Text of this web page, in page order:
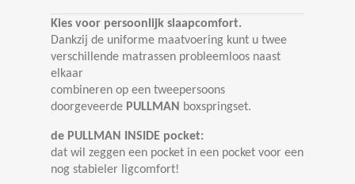
Kies voor persoonlijk slaapcomfort.
Dankzij de uniforme maatvoering kunt u twee
verschillende matrassen probleemloos naast
elkaar
combineren op een tweepersoons
doorgeveerde PULLMAN boxspringset.
de PULLMAN INSIDE pocket:
dat wil zeggen een pocket in een pocket voor een
nog stabieler ligcomfort!